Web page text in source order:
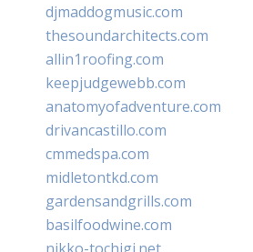
djmaddogmusic.com
thesoundarchitects.com
allin1roofing.com
keepjudgewebb.com
anatomyofadventure.com
drivancastillo.com
cmmedspa.com
midletontkd.com
gardensandgrills.com
basilfoodwine.com